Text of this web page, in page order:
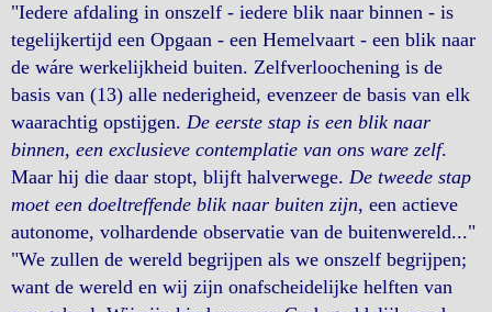
"Iedere afdaling in onszelf - iedere blik naar binnen - is
tegelijkertijd een Opgaan - een Hemelvaart - een blik naar
de wáre werkelijkheid buiten. Zelfverloochening is de
basis van (13) alle nederigheid, evenzeer de basis van elk
waarachtig opstijgen. De eerste stap is een blik naar
binnen, een exclusieve contemplatie van ons ware zelf.
Maar hij die daar stopt, blijft halverwege. De tweede stap
moet een doeltreffende blik naar buiten zijn, een actieve
autonome, volhardende observatie van de buitenwereld..."
"We zullen de wereld begrijpen als we onszelf begrijpen;
want de wereld en wij zijn onafscheidelijke helften van